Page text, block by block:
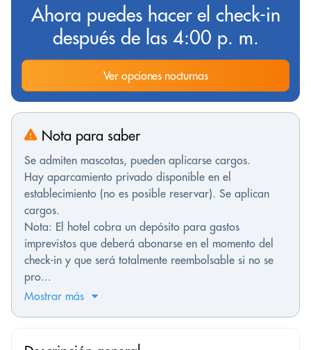
Ahora puedes hacer el check-in
después de las 4:00 p. m.
Ver opciones nocturnas
Nota para saber
Se admiten mascotas, pueden aplicarse cargos.
Hay aparcamiento privado disponible en el
establecimiento (no es posible reservar). Se aplican
cargos.
Nota: El hotel cobra un depósito para gastos
imprevistos que deberá abonarse en el momento del
check-in y que será totalmente reembolsable si no se
pro...
Mostrar más